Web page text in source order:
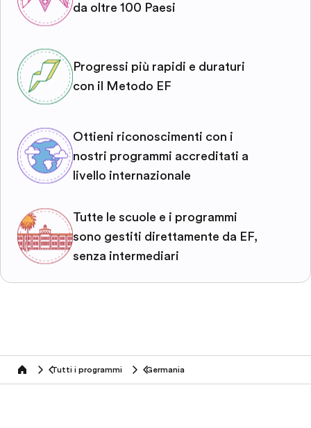
da oltre 100 Paesi
Progressi più rapidi e duraturi
con il Metodo EF
Ottieni riconoscimenti con i
nostri programmi accreditati a
livello internazionale
Tutte le scuole e i programmi
sono gestiti direttamente da EF,
senza intermediari
home Tutti i programmi Germania